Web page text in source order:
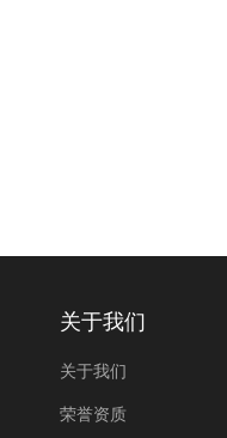
关于我们
关于我们
荣誉资质